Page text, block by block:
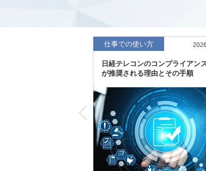
「日経POS情報マーケットレポ
績の市場動向を速報
度の予想を実施
仕事での使い方
日経テレコンのコンプライアン
が推奨される理由とその手順